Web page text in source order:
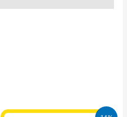
Le
Le